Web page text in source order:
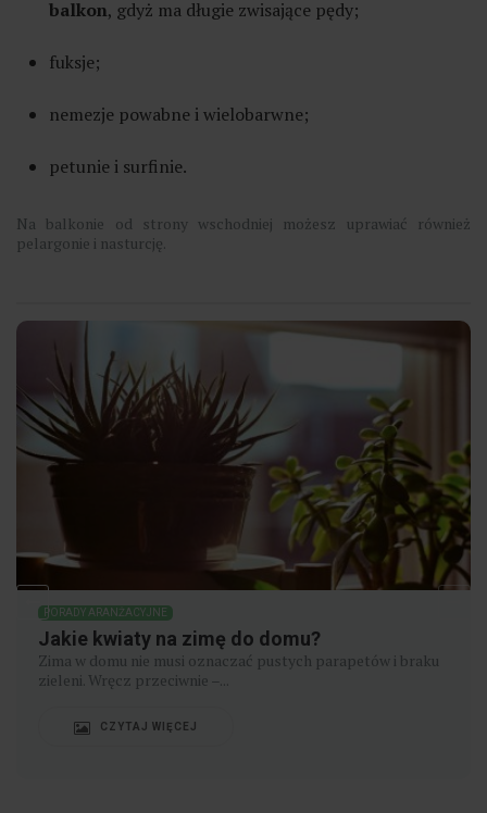
balkon, gdyż ma długie zwisające pędy;
fuksje;
nemezje powabne i wielobarwne;
petunie i surfinie.
Na balkonie od strony wschodniej możesz uprawiać również
pelargonie i nasturcję.
PORADY ARANŻACYJNE
Jakie kwiaty na zimę do domu?
Zima w domu nie musi oznaczać pustych parapetów i braku
zieleni. Wręcz przeciwnie –...
CZYTAJ WIĘCEJ